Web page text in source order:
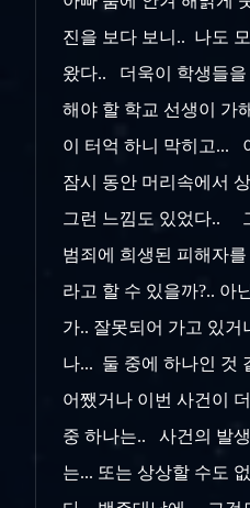
진을 보다 보니.. 나도
왔다.. 더욱이 학생들을
해야 할 학교 선생이 가
이 터억 하니 막히고...
잠시 동안 머리속에서
그런 느낌도 있었다..
범죄에 희생된 피해자를
라고 할 수 있을까?.. 아
가.. 잘못되어 가고 있거
나... 둘 중에 하나인 것
어쨌거나 이번 사건이
중 하나는.. 사건의 발
는... 또는 상상할 수도